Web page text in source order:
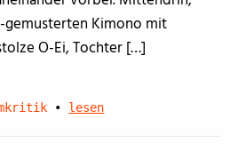
gemusterten Kimono mit
O-Ei, Tochter […]
• lesen